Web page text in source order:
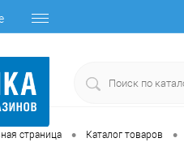
страница • Каталог товаров •